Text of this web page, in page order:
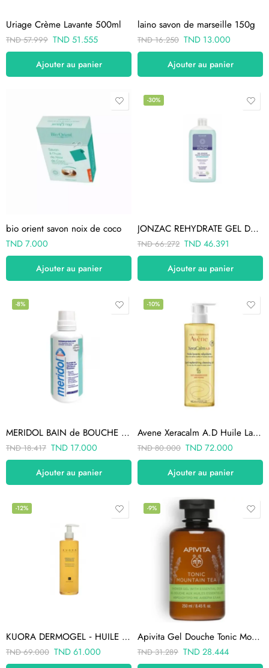
Uriage Crème Lavante 500ml
TND57.999 TND51.555
Ajouter au panier
laino savon de marseille 150g
TND16.250 TND 13.000
Ajouter au panier
bio orient savon noix de coco
TND7.000
Ajouter au panier
-30%
JONZAC REHYDRATE GEL DOUCHE HAUTE TOLERANCE HYDRATANT 500ML
TND66.272 TND46.391
Ajouter au panier
-8%
MERIDOL BAIN de BOUCHE 400ml
TND18.417 TND 17.000
Ajouter au panier
-10%
Avene Xeracalm A.D Huile Lavante Relipidante 400 Ml
TND80.000 TND72.000
Ajouter au panier
-12%
KUORA DERMOGEL ‐ HUILE DE DOUCHE OMEGAS
TND69.000 TND61.000
-9%
Apivita Gel Douche Tonic Mountain Tea 250ml
TND31.289 TND28.444